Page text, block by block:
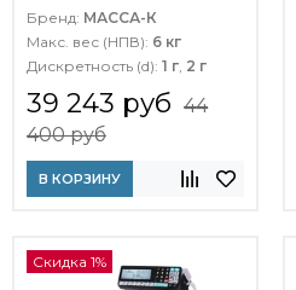
Бренд: МАССА-К
Макс. вес (НПВ): 6 кг
Дискретность (d): 1 г, 2 г
39 243 руб 44
400 руб
В КОРЗИНУ
Скидка 1%